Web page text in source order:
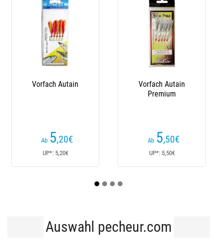
Vorfach Autain
5,50€
UP*: 5,50€
Vorfach Autain
,40€
UP*: 5,40€
Auswahl pecheur.com